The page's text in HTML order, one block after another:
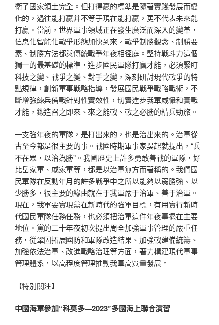
衛了國家領土完全。但打得贏的標準是隨著實踐發展而變
化的，過往能打贏并不等于現在能打贏，更不代表未來能
打贏。當前，世界軍事領域正在發生廣泛而深入的變革，
信息化智能化戰爭形態加快到來，戰爭制勝觀念、制勝要
素、制勝方法都與傳統戰爭年夜相徑庭。堅持戰斗力這個
獨一的最基礎的標準，進步國民軍隊打贏才能，必須緊盯
科技之變、戰爭之變、對手之變，深刻研討現代戰爭的特
點規律，創新軍事戰略指導，發展國民戰爭戰略戰術，不
斷增強練兵備戰針對性實效性，切實進步我軍威懾和實戰
才能，鍛造召之即來、來之能戰、戰之必勝的精兵勁旅。
一支強年夜的軍隊，是打出來的，也是治出來的。治軍從
古至今都是很主要的事。戰國時期軍事家吳起就提出，“兵
不在眾，以治為勝”。我國歷史上許多勇敢善戰的軍隊，好
比岳家軍、戚家軍等，都是以治軍無方而著稱的。我們國
民軍隊在反動年月的許多戰爭中之所以能夠以弱勝強、以
少勝多，很主要的緣由就在于我軍嚴于治軍、善于治軍。
現在，我軍要實現黨在新時代的強軍目標，有用實行新時
代國民軍隊任務任務，也必須把治軍這件年夜事擺在主要
地位。黨的二十年夜初次提出周全加強軍事管理的嚴重任
務，從鞏固拓展國防和軍隊改造結果、加強戰建備統籌、
加強依法治軍、改進戰略治理等方面，著力構建現代軍事
管理體系，以高程度管理推動我軍高質量發展。
【特別關注】
中國海軍參加“科莫多—2023”多國海上聯合演習